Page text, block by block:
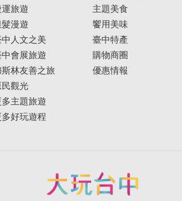
旅遊
漫遊
人文之美
會展旅遊
林友善之旅
民觀光
主題旅遊
好玩遊程
主題美食
饗用美味
臺中特產
購物商圈
優惠情報